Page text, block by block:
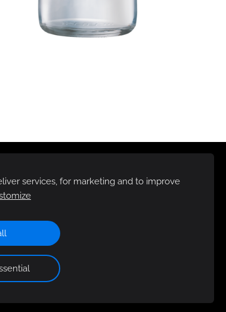
services, for marketing and to improve